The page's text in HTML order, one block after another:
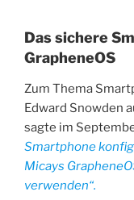
Das sichere
GrapheneOS
Zum Thema
Edward Snowden
sagte im
Smartphone
Micays
verwenden“.